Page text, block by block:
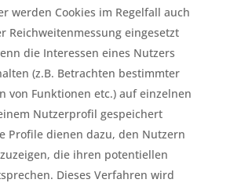
werden Cookies im Regelfall auch
Reichweitenmessung eingesetzt
die Interessen eines Nutzers
(z.B. Betrachten bestimmter
von Funktionen etc.) auf einzelnen
Nutzerprofil gespeichert
Profile dienen dazu, den Nutzern
die ihren potentiellen
Dieses Verfahren wird